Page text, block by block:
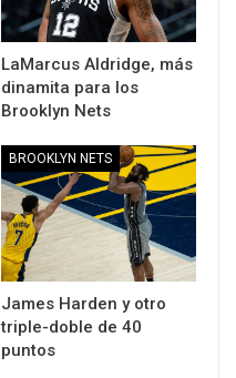
LaMarcus Aldridge, más
dinamita para los
Brooklyn Nets
BROOKLYN NETS
James Harden y otro
triple-doble de 40
puntos